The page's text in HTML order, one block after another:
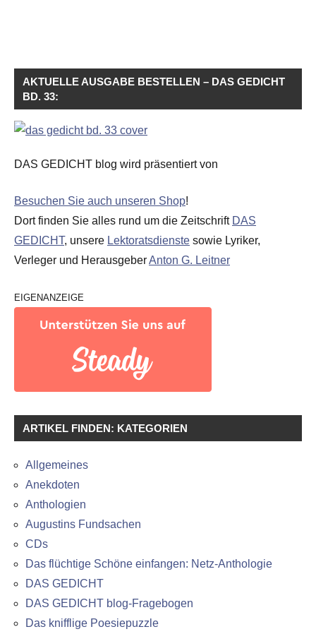
AKTUELLE AUSGABE BESTELLEN – DAS GEDICHT
BD. 33:
DAS GEDICHT blog wird präsentiert von
Besuchen Sie auch unseren Shop!
Dort finden Sie alles rund um die Zeitschrift DAS
GEDICHT, unsere Lektoratsdienste sowie Lyriker,
Verleger und HerausgeberAnton G. Leitner
EIGENANZEIGE
ARTIKEL FINDEN: KATEGORIEN
Allgemeines
Anekdoten
Anthologien
Augustins Fundsachen
CDs
Das flüchtige Schöne einfangen: Netz-Anthologie
DAS GEDICHT
DAS GEDICHT blog-Fragebogen
Das knifflige Poesiepuzzle